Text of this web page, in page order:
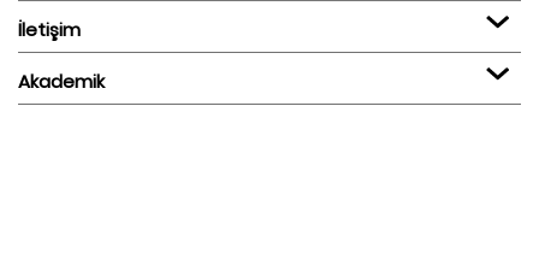
İletişim
Akademik